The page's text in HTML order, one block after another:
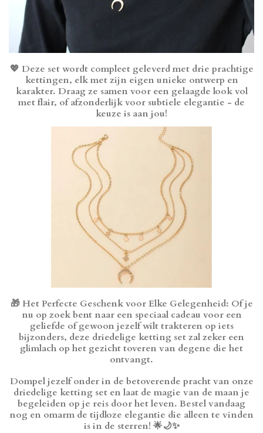
💖 Deze set wordt compleet geleverd met drie prachtige
kettingen, elk met zijn eigen unieke ontwerp en
karakter. Draag ze samen voor een gelaagde look vol
met flair, of afzonderlijk voor subtiele elegantie - de
keuze is aan jou!
🎁Het Perfecte Geschenk voor Elke Gelegenheid: Of je
nu op zoek bent naar een speciaal cadeau voor een
geliefde of gewoon jezelf wilt trakteren op iets
bijzonders, deze driedelige ketting set zal zeker een
glimlach op het gezicht toveren van degene die het
ontvangt.
Dompel jezelf onder in de betoverende pracht van onze
driedelige ketting set en laat de magie van de maan je
begeleiden op je reis door het leven. Bestel vandaag
nog en omarm de tijdloze elegantie die alleen te vinden
is in de sterren! 🌟🌙✨